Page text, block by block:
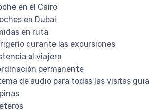
en el Cairo
en Dubai
en ruta
durante las excursiones
al viajero
permanente
de audio para todas las visitas